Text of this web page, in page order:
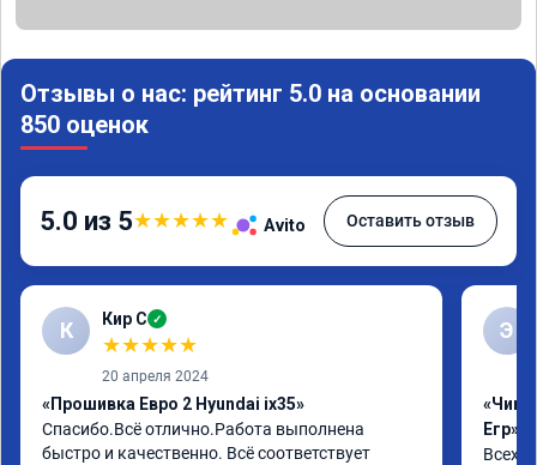
Отзывы о нас: рейтинг 5.0 на основании
850 оценок
5.0 из 5★★★★★ Avito Оставить отзыв
К Кир С ✓
★★★★★
20 апреля 2024
«Прошивка Евро 2 Hyundai ix35»
Спасибо.Всё отлично.Работа выполнена
быстро и качественно. Всё соответствует
Э
«Чип
Егр»
Всех